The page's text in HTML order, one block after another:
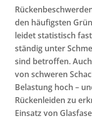
den häufigsten
leidet statistisch
ständig unter
sind betroffen.
von schweren
Belastung hoch –
Rückenleiden zu
Einsatz von